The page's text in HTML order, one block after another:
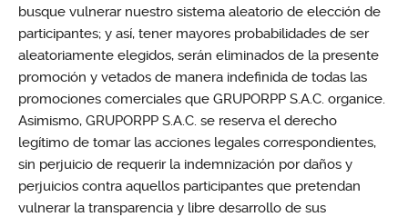
busque vulnerar nuestro sistema aleatorio de elección de
participantes; y así, tener mayores probabilidades de ser
aleatoriamente elegidos, serán eliminados de la presente
promoción y vetados de manera indefinida de todas las
promociones comerciales que GRUPORPP S.A.C. organice.
Asimismo, GRUPORPP S.A.C. se reserva el derecho
legítimo de tomar las acciones legales correspondientes,
sin perjuicio de requerir la indemnización por daños y
perjuicios contra aquellos participantes que pretendan
vulnerar la transparencia y libre desarrollo de sus